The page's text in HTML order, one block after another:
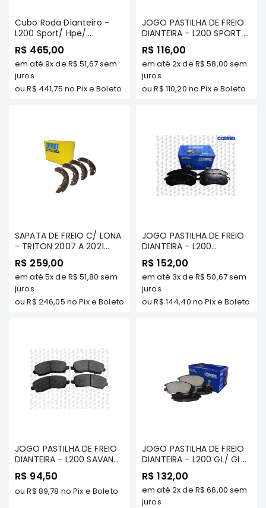
SUBARU
RANGER
MILTPARTS
TENACITY
MT
KYB
VIEMAR
FREMAX
MAGNETI
MAHLE
NAKATA
EKSTRON
FRAS-
CONTITECH
FRONTIER
NGK
Cubo Roda Dianteiro -
L200 Sport/ Hpe/
Outdoor/ Pajero Sport
2007/... - Fremax
R$ 465,00
em até 9xde R$ 51,67sem
juros
ouR$ 441,75 no Pix e Boleto
JOGO PASTILHA DE FREIO
DIANTEIRA - L200 SPORT /
HPE/ OUTDOOR / PAJERO
SPORT - JURID
R$ 116,00
em até 2xde R$ 58,00 sem
juros
ouR$ 110,20 no Pix e Boleto
SAPATA DE FREIO C/ LONA
- TRITON 2007 A 2021
TODOS MODELOS (3.2
DIESEL/ 3.5 FLEX/ 2.4
DIESEL)/ PAJERO DAKAR
TODOS MODELOS(S/
FREIO A DISCO NA
R$ 259,00
em até 5xde R$ 51,80 sem
juros
ouR$ 246,05 no Pix e Boleto
JOGO PASTILHA DE FREIO
DIANTEIRA - L200
SPORT/HPE 2003 A 2006/
L200 OUTDOOR 2007/... -
COBREQ
R$ 152,00
em até 3xde R$ 50,67sem
juros
ouR$ 144,40 no Pix e Boleto
JOGO PASTILHA DE FREIO
DIANTEIRA - L200 SAVANA
2000 A 2007 (L200
QUADRADINHA)
R$ 94,50
ouR$ 89,78 no Pix e Boleto
JOGO PASTILHA DE FREIO
DIANTEIRA - L200 GL/ GLS
(MODELO BOLINHA)/ L200
SAVANA 2007 A 2013
(L200 BOLINHA) - COBREQ
R$ 132,00
em até 2xde R$ 66,00 sem
juros